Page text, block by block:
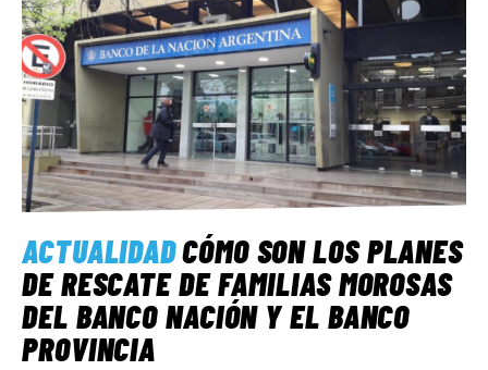
ACTUALIDADCÓMO SON LOS PLANES
DE RESCATE DE FAMILIAS MOROSAS
DEL BANCO NACIÓN Y EL BANCO
PROVINCIA